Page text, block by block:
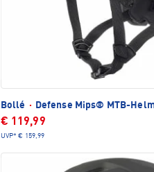
Bollé · Defense Mips® MTB-
€ 119,99
UVP* € 159,99